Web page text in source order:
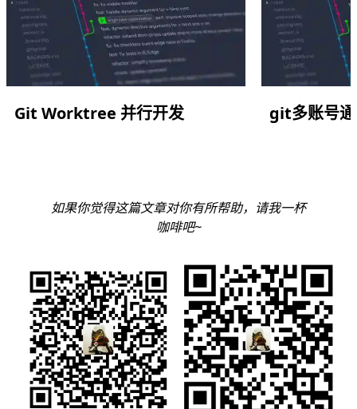
Git Worktree 并行开发 git多账号
如果你觉得这篇文章对你有所帮助，请我一杯
咖啡吧~